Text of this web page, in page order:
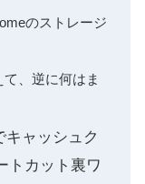
のストレージ
、逆に何はま
キャッシュク
トカット裏ワ